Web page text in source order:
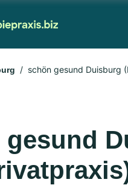
schön gesund Duisburg